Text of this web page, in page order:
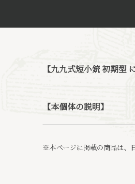
【九九式短小銃 初期型
【本個体の説明】
※本ページに掲載の商品は、